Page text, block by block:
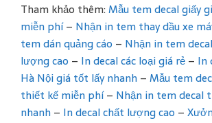
Tham khảo thêm:Mẫu tem decal giấy
miễn phí– Nhận in tem thay dầu xe
tem dán quảng cáo – Nhận in tem
lượng cao – In decal các loại giá rẻ – In
Hà Nội giá tốt lấy nhanh – Mẫu tem
thiết kế miễn phí– Nhận in tem decal
nhanh – In decal chất lượng cao –